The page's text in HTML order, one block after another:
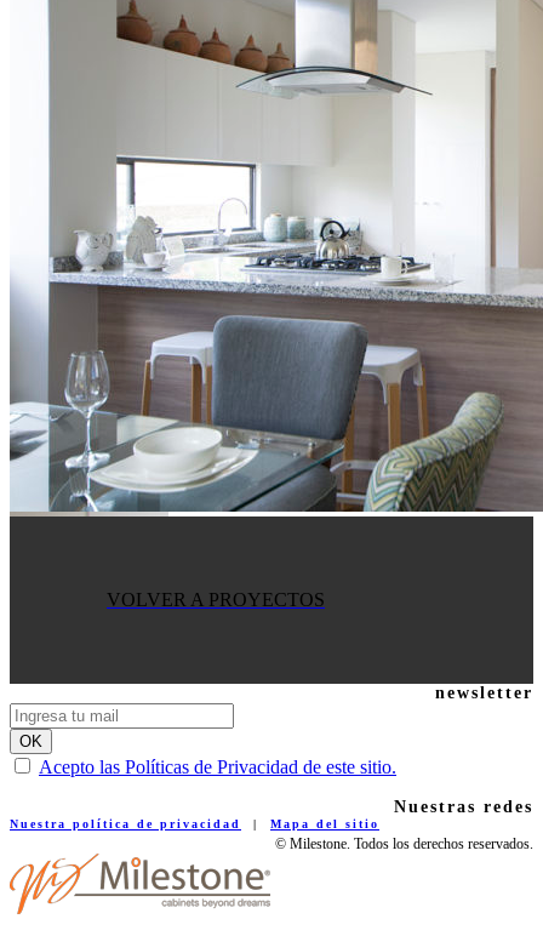
VOLVER A PROYECTOS
newsletter
Acepto las Políticas de Privacidad de este sitio.
Nuestras redes
Nuestra política de privacidad | Mapa del sitio
© Milestone. Todos los derechos reservados.